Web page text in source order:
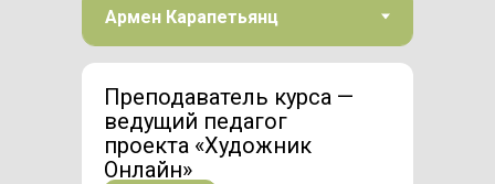
Преподаватель курса —
ведущий педагог
проекта «Художник
Онлайн»